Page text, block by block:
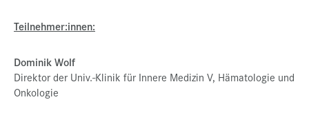
Teilnehmer:innen:
Dominik Wolf
Direktor der Univ.-Klinik für Innere Medizin V, Hämatologie und
Onkologie